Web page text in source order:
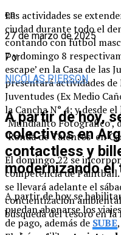
Las actividades se
ciudad durante todo el
contando con fútbol
7 y domingo 8
escape’ en la Casa de las
presentará actividades de
Juventudes (Ex Medio
la Cancha N° 4; y desde
‘Mundialito Fotográfico’,
‘Ronda de Talentos’ en
El domingo 22 se
competencia de
se llevará adelante el
concientización
búsqueda del tesoro en
en
27 de marzo de 2025
Por
NICOLAS PIERSON
A partir de hoy,
colectivos en
contactless y
modernizando
A partir de hoy se
puedan abonarse los
de pago, además de SUBE